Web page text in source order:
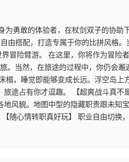
勇敢的体验者，在杖剑双子的协助
搭配，打造专属于你的比拼风格
冒险臂游。 在这里，你将作为冒险
当然，在旅途的过程中，你仍会
，睡觉即能够变成长远。浮空岛
途占有你才逗趣。 【超爽战斗真
风貌。地图中型的隐藏职责跟未知
随心情转职真好玩】 职业自由切换